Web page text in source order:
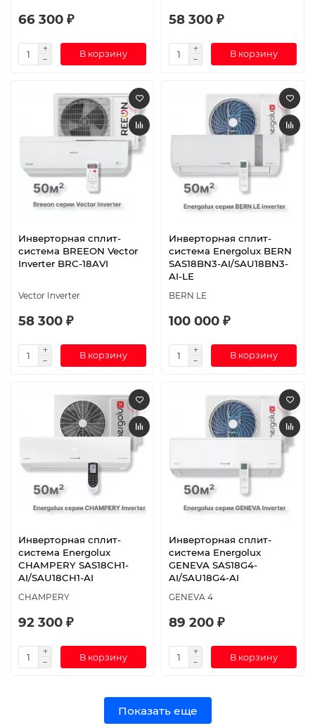
66 300 ₽
В корзину
58 300 ₽
В корзину
Инверторная сплит-
система BREEON Vector
Inverter BRC-18AVI
Vector Inverter
58 300 ₽
В корзину
Инверторная сплит-
система Energolux BERN
SAS18BN3-AI/SAU18BN3-
AI-LE
BERN LE
100 000 ₽
В корзину
Инверторная сплит-
система Energolux
CHAMPERY SAS18CH1-
AI/SAU18CH1-AI
CHAMPERY
92 300 ₽
В корзину
Инверторная сплит-
система Energolux
GENEVA SAS18G4-
AI/SAU18G4-AI
GENEVA 4
89 200 ₽
В корзину
Показать еще